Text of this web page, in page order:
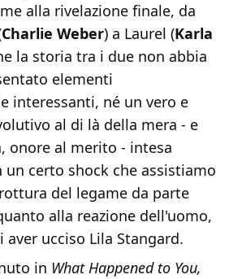
alla rivelazione finale, da
Charlie Weber) a Laurel (Karla
la storia tra i due non abbia
elementi
interessanti, né un vero e
al di là della mera - e
onore al merito - intesa
un certo shock che assistiamo
del legame da parte
alla reazione dell'uomo,
aver ucciso Lila Stangard.
in What Happened to You,